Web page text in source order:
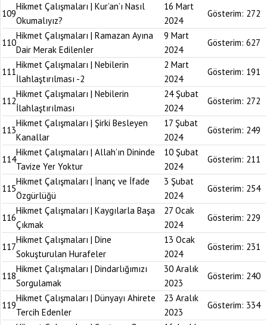
109
Hikmet Çalışmaları | Kur’an’ı Nasıl
Okumalıyız?
16 Mart
2024
Gösterim: 272
110
Hikmet Çalışmaları | Ramazan Ayına
Dair Merak Edilenler
9 Mart
2024
Gösterim: 627
111
Hikmet Çalışmaları | Nebilerin
İlahlaştırılması -2
2 Mart
2024
Gösterim: 191
112
Hikmet Çalışmaları | Nebilerin
İlahlaştırılması
24 Şubat
2024
Gösterim: 272
113
Hikmet Çalışmaları | Şirki Besleyen
Kanallar
17 Şubat
2024
Gösterim: 249
114
Hikmet Çalışmaları | Allah’ın Dininde
Tavize Yer Yoktur
10 Şubat
2024
Gösterim: 211
115
Hikmet Çalışmaları | İnanç ve İfade
Özgürlüğü
3 Şubat
2024
Gösterim: 254
116
Hikmet Çalışmaları | Kaygılarla Başa
Çıkmak
27 Ocak
2024
Gösterim: 229
117
Hikmet Çalışmaları | Dine
Sokuşturulan Hurafeler
13 Ocak
2024
Gösterim: 231
118
Hikmet Çalışmaları | Dindarlığımızı
Sorgulamak
30 Aralık
2023
Gösterim: 240
119
Hikmet Çalışmaları | Dünyayı Ahirete
Tercih Edenler
23 Aralık
2023
Gösterim: 334